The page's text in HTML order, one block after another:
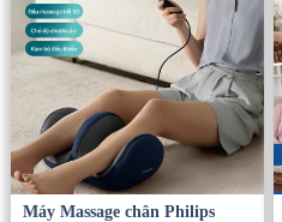
Máy Massage chân Philips